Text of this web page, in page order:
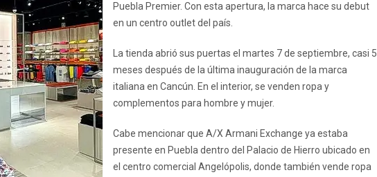
Puebla Premier. Con esta apertura, la marca hace su debut
en un centro outlet del país.
La tienda abrió sus puertas el martes 7 de septiembre, casi 5
meses después de la última inauguración de la marca
italiana en Cancún. En el interior, se venden ropa y
complementos para hombre y mujer.
Cabe mencionar que A/X Armani Exchange ya estaba
presente en Puebla dentro del Palacio de Hierro ubicado en
el centro comercial Angelópolis, donde también vende ropa